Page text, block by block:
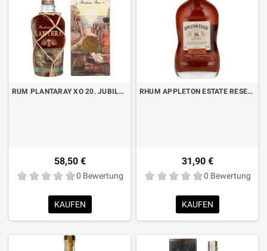
RUM PLANTARAY XO 20. JUBILÄUM CL.70 MIT KOFFER
58,50 €
0 Bewertung
KAUFEN
RHUM APPLETON ESTATE RESERVE 8 YO CL.70
31,90 €
0 Bewertung
KAUFEN